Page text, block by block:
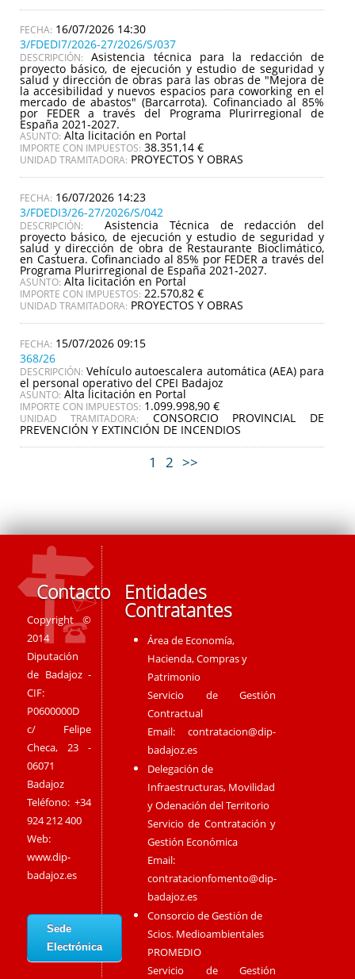
16/07/2026 14:30
3/FDEDI7/2026-27/2026/S/037
DESCRIPCIÓN: Asistencia técnica para la redacción de
proyecto básico, de ejecución y estudio de seguridad y
salud y dirección de obras para las obras de "Mejora de
la accesibilidad y nuevos espacios para coworking en el
mercado de abastos" (Barcarrota). Cofinanciado al 85%
por FEDER a través del Programa Plurirregional de
España 2021-2027.
ASUNTO: Alta licitación en Portal
IMPORTE CON IMPUESTOS: 38.351,14 €
UNIDAD TRAMITADORA: PROYECTOS Y OBRAS
16/07/2026 14:23
3/FDEDI3/26-27/2026/S/042
DESCRIPCIÓN: Asistencia Técnica de redacción del
proyecto básico, de ejecución y estudio de seguridad y
salud y dirección de obra de Restaurante Bioclimático,
en Castuera. Cofinanciado al 85% por FEDER a través del
Programa Plurirregional de España 2021-2027.
ASUNTO: Alta licitación en Portal
IMPORTE CON IMPUESTOS: 22.570,82 €
UNIDAD TRAMITADORA: PROYECTOS Y OBRAS
15/07/2026 09:15
368/26
DESCRIPCIÓN: Vehículo autoescalera automática (AEA) para
el personal operativo del CPEI Badajoz
ASUNTO: Alta licitación en Portal
IMPORTE CON IMPUESTOS: 1.099.998,90 €
UNIDAD TRAMITADORA: CONSORCIO PROVINCIAL DE
PREVENCIÓN Y EXTINCIÓN DE INCENDIOS
1 2 >>
Contacto
Copyright ©
2014
Diputación
de Badajoz -
CIF:
P0600000D
c/ Felipe
Checa, 23 -
06071
Badajoz
Teléfono: +34
924 212 400
Web:
www.dip-
badajoz.es
Sede
Electrónica
Entidades
Contratantes
Área de Economía,
Hacienda, Compras y
Patrimonio
Servicio de Gestión
Contractual
Email:contratacion@dip-
badajoz.es
Delegación de
Infraestructuras, Movilidad
y Odenación del Territorio
Servicio de Contratación y
Gestión Económica
Email:
contratacionfomento@dip-
badajoz.es
Consorcio de Gestión de
Scios. Medioambientales
PROMEDIO
Servicio de Gestión